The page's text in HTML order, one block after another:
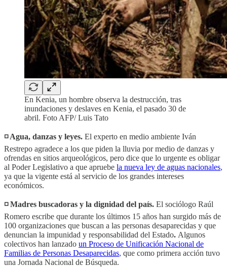
En Kenia, un hombre observa la destrucción, tras
inundaciones y deslaves en Kenia, el pasado 30 de
abril. Foto AFP/ Luis Tato
◽️ Agua, danzas y leyes. El experto en medio ambiente Iván
Restrepo agradece a los que piden la lluvia por medio de danzas y
ofrendas en sitios arqueológicos, pero dice que lo urgente es obligar
al Poder Legislativo a que apruebe la nueva ley de aguas nacionales,
ya que la vigente está al servicio de los grandes intereses
económicos.
◽️ Madres buscadoras y la dignidad del país. El sociólogo Raúl
Romero escribe que durante los últimos 15 años han surgido más de
100 organizaciones que buscan a las personas desaparecidas y que
denuncian la impunidad y responsabilidad del Estado. Algunos
colectivos han lanzado un Proceso de Unificación Nacional de
Familias de Personas Desaparecidas, que como primera acción tuvo
una Jornada Nacional de Búsqueda.